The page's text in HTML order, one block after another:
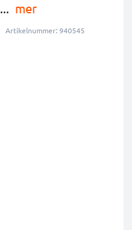
... mer
Artikelnummer: 940545